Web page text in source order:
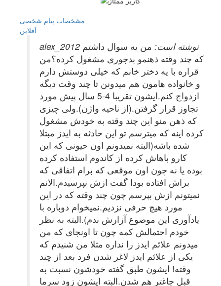
مشخصات پیام شخصی
آفلاين
alex_2012 نوشته است: من یه سوال داشتم
که چند وقته ذهنمو بدجوری مشغول کرده؟من
قراره با یه دختر خانم که خیلی دوستش دارم
و خانواده هامون هم میدونن تا چند وقت دیگه
ازدواج کنم.ایشون تقریبا 4-5 سال پیش مورد
تجاوز قرار گرفتن.(از ناحیه واژن).ولی چیزی
که ذهن منو این چند وقته به خودش مشغول
کرده اینه که میترسم تو این حادثه به ایدز مبتلا
شده باشه(البته نمیدونم اون حیونی که این
کارو باهاش کرده از کاندوم استفاده کرده
بوده یا نه چون اون موقعی که برام اتفاقی که
براش افتاده بودا گفت ازش نپرسیدم.الانم
نمیتونم ازش بپرسم چون چند وقته که در این
مورد هیچ حرفی نزدیم.نمیخوام دوباره با
یادآوری این موضوع آزارش بدم).البته به نظر
خودم احتمالش کمه چون تا اونجای که من
میدونم علائم ایدز را نداره مثلا من شنیدم که
یکی از علائم ایدز لاغر شدن فرد بعد از چند
وقته! ایشون طبق گفته خودشون نسبت به
قبل چاغتر هم شدن.البته ایشون زود سرما